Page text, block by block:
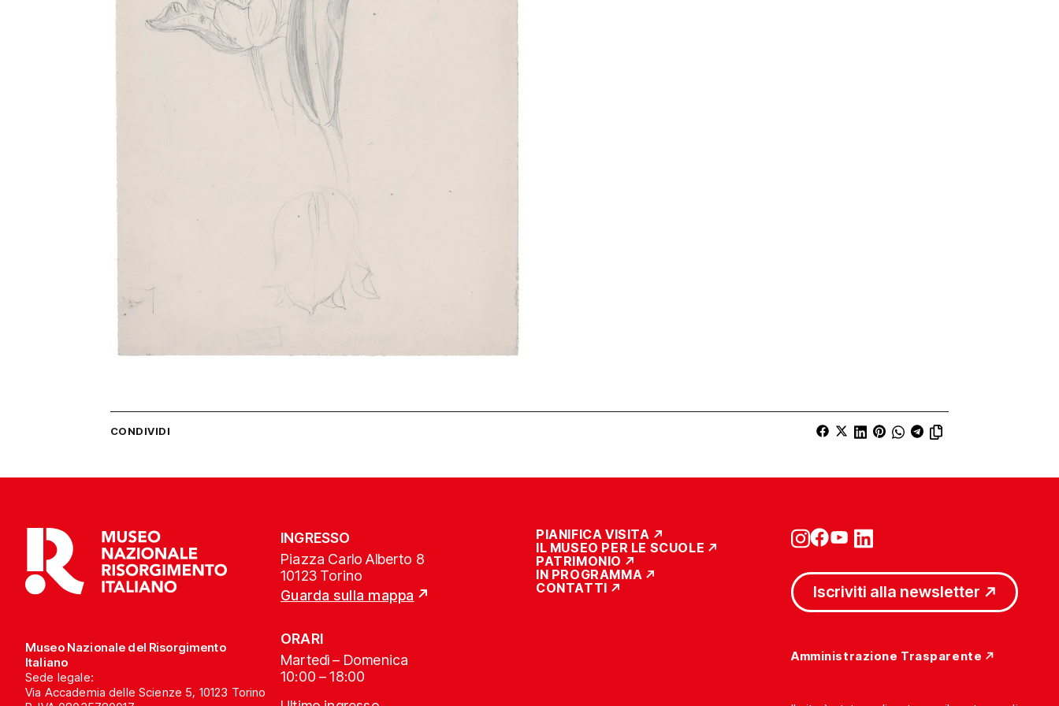
CONDIVIDI
Museo Nazionale del Risorgimento
Italiano
Sede legale:
Via Accademia delle Scienze 5, 10123 Torino
INGRESSO
Piazza Carlo Alberto 8
10123 Torino
Guarda sulla mappa
ORARI
Martedì – Domenica
10:00 – 18:00
PIANIFICA VISITA
IL MUSEO PER LE SCUOLE
PATRIMONIO
IN PROGRAMMA
CONTATTI
Iscriviti alla newsletter
Amministrazione Trasparente